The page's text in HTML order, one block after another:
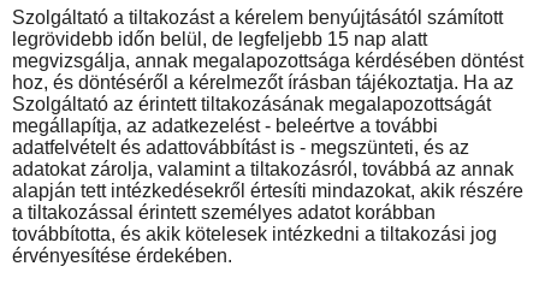
Szolgáltató a tiltakozást a kérelem benyújtásától számított
legrövidebb időn belül, de legfeljebb 15 nap alatt
megvizsgálja, annak megalapozottsága kérdésében döntést
hoz, és döntéséről a kérelmezőt írásban tájékoztatja. Ha az
Szolgáltató az érintett tiltakozásának megalapozottságát
megállapítja, az adatkezelést - beleértve a további
adatfelvételt és adattovábbítást is - megszünteti, és az
adatokat zárolja, valamint a tiltakozásról, továbbá az annak
alapján tett intézkedésekről értesíti mindazokat, akik részére
a tiltakozással érintett személyes adatot korábban
továbbította, és akik kötelesek intézkedni a tiltakozási jog
érvényesítése érdekében.